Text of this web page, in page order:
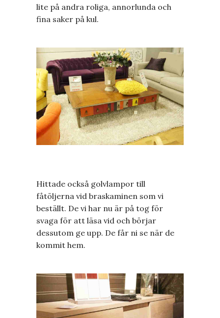
lite på andra roliga, annorlunda och
fina saker på kul.
Hittade också golvlampor till
fåtöljerna vid braskaminen som vi
beställt. De vi har nu är på tog för
svaga för att läsa vid och börjar
dessutom ge upp. De får ni se när de
kommit hem.